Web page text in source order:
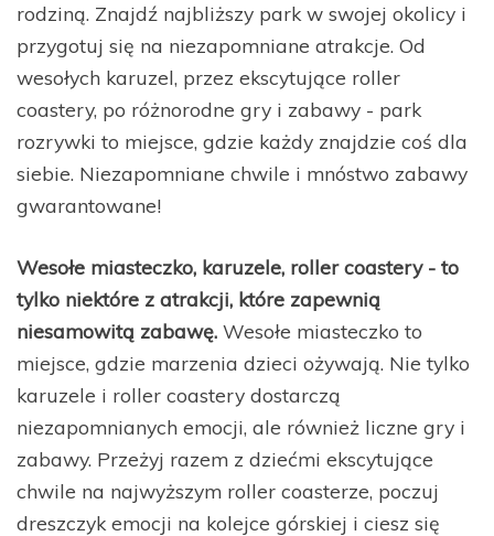
rodziną. Znajdź najbliższy park w swojej okolicy i
przygotuj się na niezapomniane atrakcje. Od
wesołych karuzel, przez ekscytujące roller
coastery, po różnorodne gry i zabawy - park
rozrywki to miejsce, gdzie każdy znajdzie coś dla
siebie. Niezapomniane chwile i mnóstwo zabawy
gwarantowane!
Wesołe miasteczko, karuzele, roller coastery - to
tylko niektóre z atrakcji, które zapewnią
niesamowitą zabawę. Wesołe miasteczko to
miejsce, gdzie marzenia dzieci ożywają. Nie tylko
karuzele i roller coastery dostarczą
niezapomnianych emocji, ale również liczne gry i
zabawy. Przeżyj razem z dziećmi ekscytujące
chwile na najwyższym roller coasterze, poczuj
dreszczyk emocji na kolejce górskiej i ciesz się